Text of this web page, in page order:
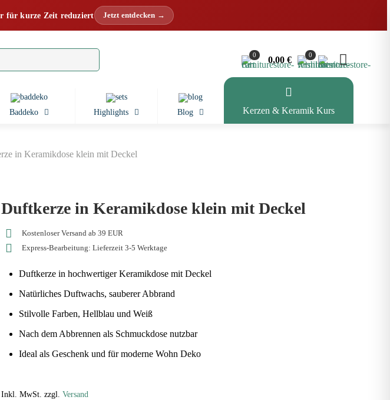
für kurze Zeit reduziert Jetzt entdecken →
0 0,00 € 0
Baddeko Highlights Blog Kerzen & Keramik Kurs
in Keramikdose klein mit Deckel
Duftkerze in Keramikdose klein mit Deckel
Kostenloser Versand ab 39 EUR
Express-Bearbeitung: Lieferzeit 3-5 Werktage
Duftkerze in hochwertiger Keramikdose mit Deckel
Natürliches Duftwachs, sauberer Abbrand
Stilvolle Farben, Hellblau und Weiß
Nach dem Abbrennen als Schmuckdose nutzbar
Ideal als Geschenk und für moderne Wohn Deko
Inkl. MwSt. zzgl. Versand